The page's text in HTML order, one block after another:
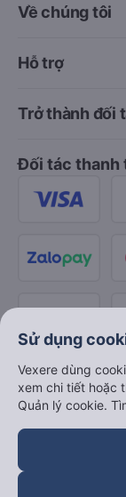
Về chúng tôi
Hỗ trợ
Trở thành đối
Đối tác thanh
Sử dụng
Vexere dùng
xem chi tiết hoặc
Quản lý cookie.